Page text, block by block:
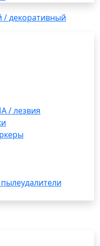
/ декоративный
/ лезвия